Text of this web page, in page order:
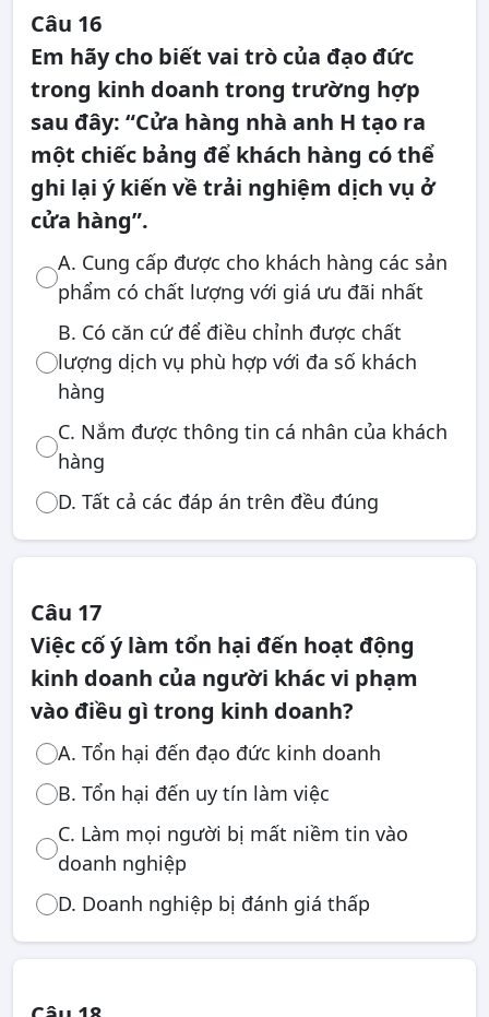
Câu 16
Em hãy cho biết vai trò của đạo đức
trong kinh doanh trong trường hợp
sau đây: “Cửa hàng nhà anh H tạo ra
một chiếc bảng để khách hàng có thể
ghi lại ý kiến về trải nghiệm dịch vụ ở
cửa hàng”.
A. Cung cấp được cho khách hàng các sản
phẩm có chất lượng với giá ưu đãi nhất
B. Có căn cứ để điều chỉnh được chất
lượng dịch vụ phù hợp với đa số khách
hàng
C. Nắm được thông tin cá nhân của khách
hàng
D. Tất cả các đáp án trên đều đúng
Câu 17
Việc cố ý làm tổn hại đến hoạt động
kinh doanh của người khác vi phạm
vào điều gì trong kinh doanh?
A. Tổn hại đến đạo đức kinh doanh
B. Tổn hại đến uy tín làm việc
C. Làm mọi người bị mất niềm tin vào
doanh nghiệp
D. Doanh nghiệp bị đánh giá thấp